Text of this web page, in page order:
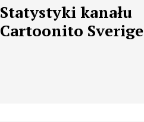
Statystyki kanału
Cartoonito Sverige